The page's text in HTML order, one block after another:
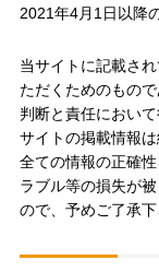
2021年4月1日以降
当サイトに記載さ
ただくためのもの
判断と責任におい
サイトの掲載情報
全ての情報の正確
ラブル等の損失が
ので、予めご了承下